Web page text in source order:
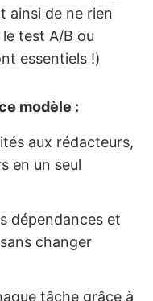
ainsi de ne rien
test A/B ou
essentiels !)
modèle :
aux rédacteurs,
en un seul
dépendances et
changer
tâche grâce à